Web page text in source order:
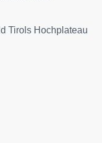
Tirols Hochplateau